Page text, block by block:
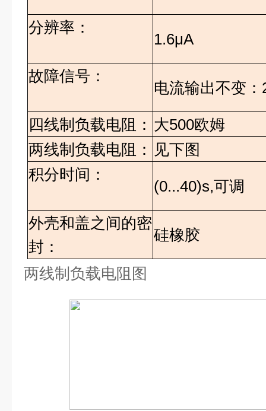
分辨率：
1.6μA
故障信号：
电流输出不变：
四线制负载电阻： 大500欧姆
两线制负载电阻：
见下图
积分时间：
(0...40)s,可调
外壳和盖之间的密
封：
硅橡胶
两线制负载电阻图